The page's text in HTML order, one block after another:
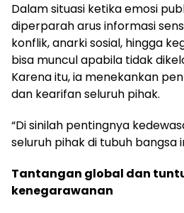
Dalam situasi ketika emosi
diperparah arus informasi
konflik, anarki sosial, hingga
bisa muncul apabila tidak
Karena itu, ia menekankan
dan kearifan seluruh pihak.
“Di sinilah pentingnya
seluruh pihak di tubuh bangsa
Tantangan global dan
kenegarawanan